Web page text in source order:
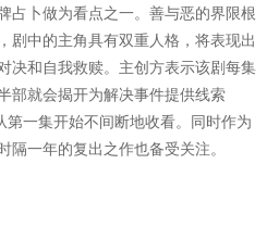
占卜做为看点之一。善与恶的界限根
剧中的主角具有双重人格，将表现出
决和自我救赎。主创方表示该剧每集
部就会揭开为解决事件提供线索
第一集开始不间断地收看。同时作为
隔一年的复出之作也备受关注。